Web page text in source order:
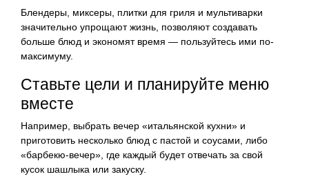
Блендеры, миксеры, плитки для гриля и мультиварки
значительно упрощают жизнь, позволяют создавать
больше блюд и экономят время — пользуйтесь ими по-
максимуму.
Ставьте цели и планируйте меню
вместе
Например, выбрать вечер «итальянской кухни» и
приготовить несколько блюд с пастой и соусами, либо
«барбекю-вечер», где каждый будет отвечать за свой
кусок шашлыка или закуску.